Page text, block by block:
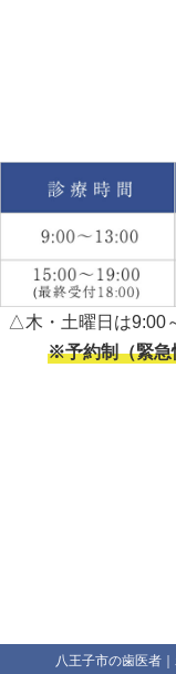
△木・土曜日は9:00
※予約制（緊急
八王子市の歯医者